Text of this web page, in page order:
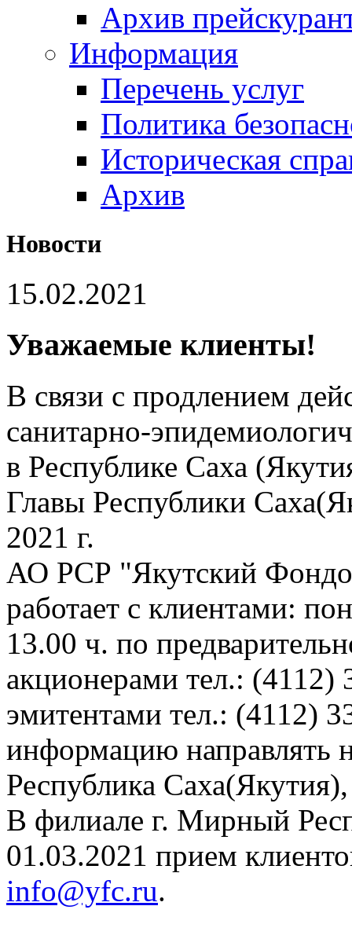
Архив
Информация
Перечень услуг
Политика
Историческая
Архив
Новости
15.02.2021
Уважаемые клиенты!
В связи с продлением
санитарно-
в Республике Саха
Главы Республики
2021 г.
АО РСР "Якутский
работает с клиентами:
13.00 ч. по
акционерами тел.: (4112)
эмитентами тел.: (4112)
информацию направлять
Республика
В филиале г. Мирный
01.03.2021 прием
info@yfc.ru.